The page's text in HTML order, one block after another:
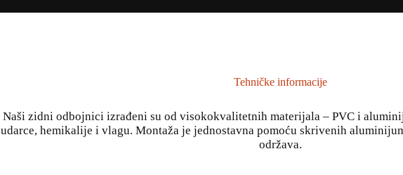
Tehničke informacije
Naši zidni odbojnici izrađeni su od visokokvalitetnih materijala – PVC i
udarce, hemikalije i vlagu. Montaža je jednostavna pomoću skrivenih
održava.